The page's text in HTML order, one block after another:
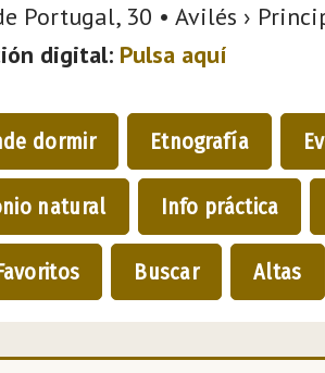
Portugal, 30 • Avilés ›
digital: Pulsa aquí
dormir Etnografía
natural Info práctica
Buscar Altas